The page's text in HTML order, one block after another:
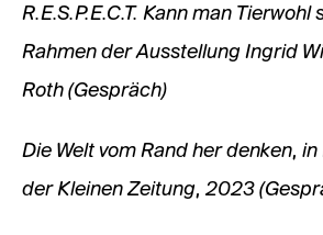
R.E.S.P.E.C.T. Kann man Tierwohl
Rahmen der Ausstellung Ingrid
Roth (Gespräch)
Die Welt vom Rand her denken,
der Kleinen Zeitung, 2023